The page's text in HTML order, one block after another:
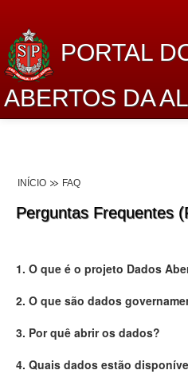
PORTAL
ABERTOS DA
Lei de Acesso à Informação
INÍCIO FAQ
Perguntas Frequentes
1. O que é o projeto Dados
2. O que são dados
3. Por quê abrir os dados?
4. Quais dados estão